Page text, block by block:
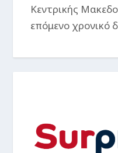
Κεντρικής
επόμενο χρονικό